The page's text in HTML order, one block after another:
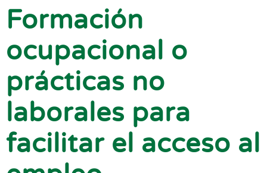
Formación
ocupacional o
prácticas no
laborales para
facilitar el acceso al